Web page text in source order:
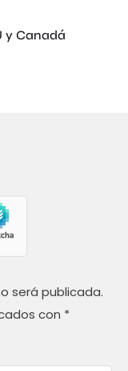
y Canadá
será publicada.
con *